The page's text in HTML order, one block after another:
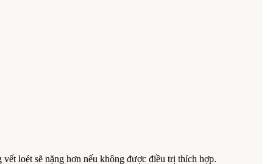
loét sẽ nặng hơn nếu không được điều trị thích hợp.